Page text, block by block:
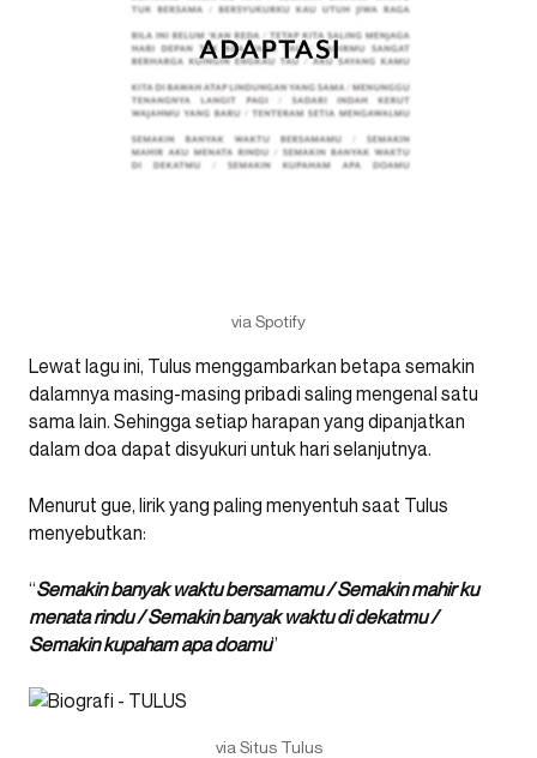
via Spotify
Lewat lagu ini, Tulus menggambarkan betapa semakin
dalamnya masing-masing pribadi saling mengenal satu
sama lain. Sehingga setiap harapan yang dipanjatkan
dalam doa dapat disyukuri untuk hari selanjutnya.
Menurut gue, lirik yang paling menyentuh saat Tulus
menyebutkan:
“Semakin banyak waktu bersamamu / Semakin mahir ku
menata rindu / Semakin banyak waktu di dekatmu /
Semakin kupaham apa doamu”
via Situs Tulus